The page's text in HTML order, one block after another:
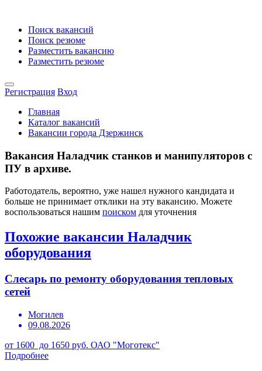
Поиск вакансий
Поиск резюме
Разместить вакансию
Разместить резюме
Регистрация Вход
Главная
Каталог вакансий
Вакансии города Дзержинск
Вакансия Наладчик станков и манипуляторов с
ПУ в архиве.
Работодатель, вероятно, уже нашел нужного кандидата и
больше не принимает отклики на эту вакансию. Можете
воспользоваться нашим поиском для уточнения
Похожие вакансии Наладчик
оборудования
Слесарь по ремонту оборудования тепловых
сетей
Могилев
09.08.2026
от 1600 до 1650 руб. ОАО "Моготекс"
Подробнее